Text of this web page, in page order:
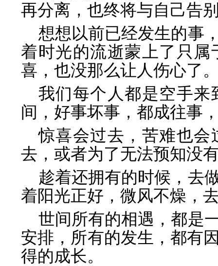
再分离，也终将与自己告
想想以前已经发生的事
着时光的流逝蒙上了只
喜，也没那么让人伤心了
我们每个人都是空手
间，好事坏事，都成往事
惊喜会过去，苦难也
去，或者为了无法预知没
趁着还拥有的时候，去
着阳光正好，微风不燥，
世间所有的相遇，都是
安排，所有的发生，都有
得的成长。